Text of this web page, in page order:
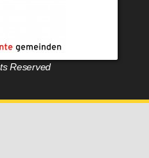
Reserved